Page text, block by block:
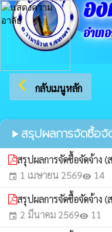
อ
อำเภ
arrow_back_ios กลับเมนูหลัก
play_arrow สรุปผลการจัดซื้อจั
สรุปผลการจัดซื้อจัดจ้าง
event 1 เมษายน 2569visibility 14
สรุปผลการจัดซื้อจัดจ้าง
event 2 มีนาคม 2569visibility 11